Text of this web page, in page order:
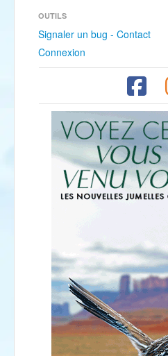
OUTILS
Signaler un bug - Contact
Connexion